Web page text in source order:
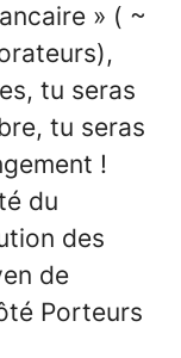
» ( ~
tu seras
tu seras
!
du
des
de
Porteurs